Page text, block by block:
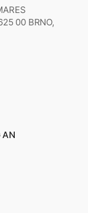
00 BRNO,
AN